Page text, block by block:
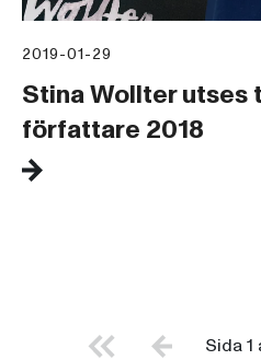
2019-01-29
Stina Wollter utses
författare 2018
Sida 1